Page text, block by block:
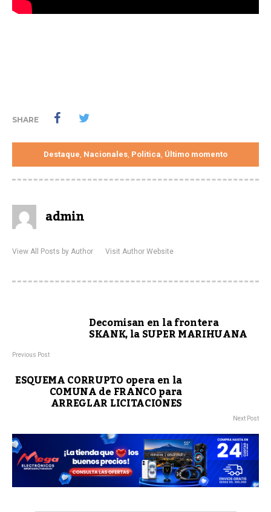
SHARE
Destaque Nacionales Politica Último momento
admin
View All Posts by Author Visit Author Website
Decomisan en la frontera
SKANK, la SUPER MARIHUANA
Previous Post
ESQUEMA CORRUPTO opera en la
COMUNA de FRANCO para
ARREGLAR LICITACIONES
Next Post